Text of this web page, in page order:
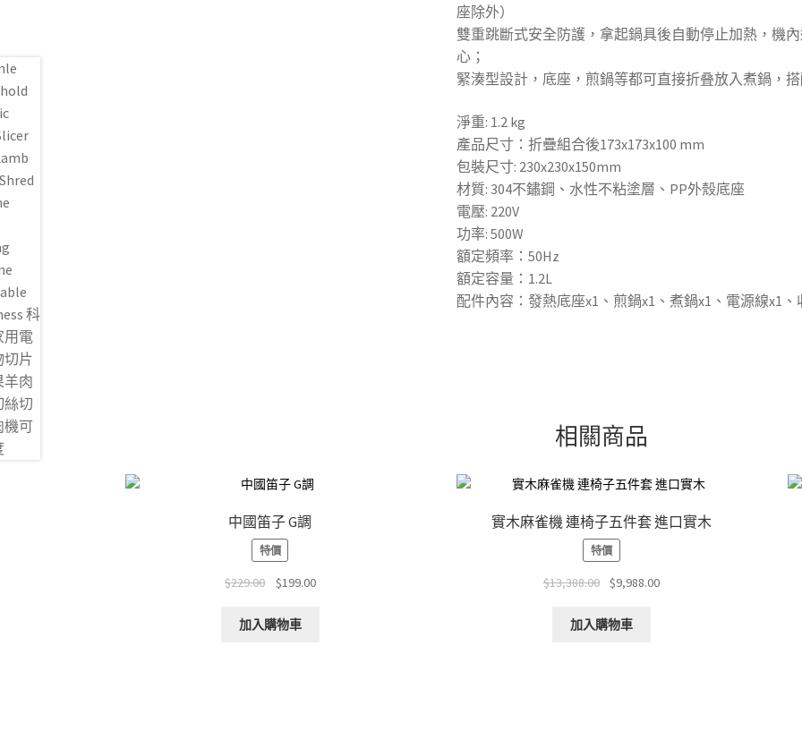
座除外）
雙重跳斷式安全防護，拿起鍋具後自動停止加熱，機
心；
緊湊型設計，底座，煎鍋等都可直接折叠放入煮鍋，
淨重: 1.2 kg
產品尺寸：折疊組合後173x173x100 mm
包裝尺寸: 230x230x150mm
材質: 304不鏽鋼、水性不粘塗層、PP外殼底座
電壓: 220V
功率: 500W
額定頻率：50Hz
額定容量：1.2L
配件內容：發熱底座x1、煎鍋x1、煮鍋x1、電源線x1、
相關商品
中國笛子 G調
特價
$229.00
Original
was:
$199.00Current
加入購物車
實木麻雀機 連椅子五件套 進口實木
特價
$13,388.00
Original
was:
$9,988.00Current
加入購物車